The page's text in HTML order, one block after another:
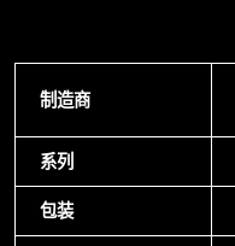
制造商
系列
包装